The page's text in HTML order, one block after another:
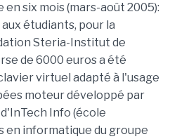
six mois (mars-août 2005):
étudiants, pour la
Steria-Institut de
de 6000 euros a été
virtuel adapté à l'usage
moteur développé par
Info (école
en informatique du groupe